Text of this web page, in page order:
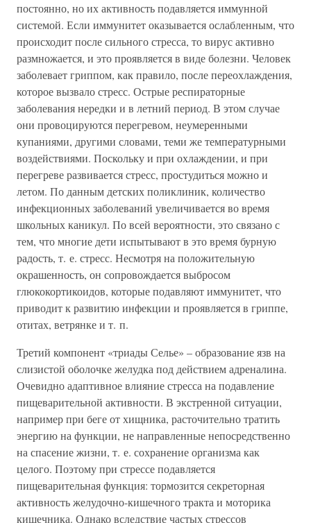
постоянно, но их активность подавляется иммунной
системой. Если иммунитет оказывается ослабленным, что
происходит после сильного стресса, то вирус активно
размножается, и это проявляется в виде болезни. Человек
заболевает гриппом, как правило, после переохлаждения,
которое вызвало стресс. Острые респираторные
заболевания нередки и в летний период. В этом случае
они провоцируются перегревом, неумеренными
купаниями, другими словами, теми же температурными
воздействиями. Поскольку и при охлаждении, и при
перегреве развивается стресс, простудиться можно и
летом. По данным детских поликлиник, количество
инфекционных заболеваний увеличивается во время
школьных каникул. По всей вероятности, это связано с
тем, что многие дети испытывают в это время бурную
радость, т. е. стресс. Несмотря на положительную
окрашенность, он сопровождается выбросом
глюкокортикоидов, которые подавляют иммунитет, что
приводит к развитию инфекции и проявляется в гриппе,
отитах, ветрянке и т. п.
Третий компонент «триады Селье» – образование язв на
слизистой оболочке желудка под действием адреналина.
Очевидно адаптивное влияние стресса на подавление
пищеварительной активности. В экстренной ситуации,
например при беге от хищника, расточительно тратить
энергию на функции, не направленные непосредственно
на спасение жизни, т. е. сохранение организма как
целого. Поэтому при стрессе подавляется
пищеварительная функция: тормозится секреторная
активность желудочно-кишечного тракта и моторика
кишечника. Однако вследствие частых стрессов